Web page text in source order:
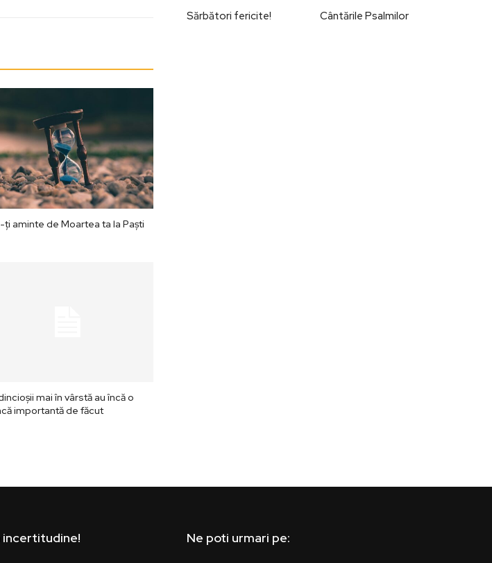
ți aminte de Moartea ta la Paști
mai în vârstă au încă o
importantă de făcut
Sărbători fericite! Cântările Psalmilor
incertitudine! Ne poti urmari pe: